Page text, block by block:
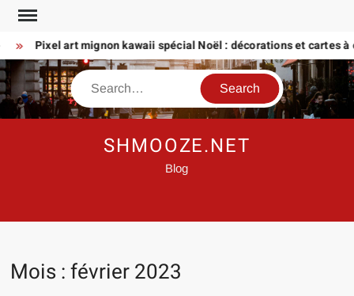
Skip
content
Pixel art mignon kawaii spécial Noël : décorations et cartes à
Search
SHMOOZE.NET
Blog
Mois :février 2023